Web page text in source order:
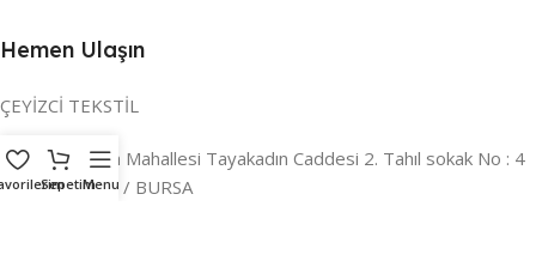
Hemen Ulaşın
ÇEYİZCİ TEKSTİL
Adres:Reyhan Mahallesi Tayakadın Caddesi 2. Tahıl sokak No : 4
/ a Osmangazi / BURSA
SepetimMenu